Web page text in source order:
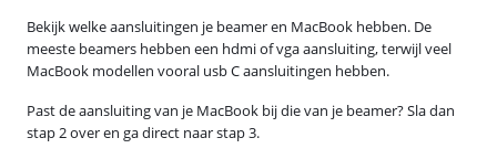
Bekijk welke aansluitingen je beamer en MacBook hebben. De
meeste beamers hebben een hdmi of vga aansluiting, terwijl veel
MacBook modellen vooral usb C aansluitingen hebben.
Past de aansluiting van je MacBook bij die van je beamer? Sla dan
stap 2 over en ga direct naar stap 3.